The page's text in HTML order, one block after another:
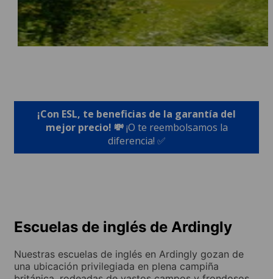
¡Con ESL, te beneficias de la garantía del
mejor precio! 💸¡O te reembolsamos la
diferencia! ✅
Escuelas de inglés de Ardingly
Nuestras escuelas de inglés en Ardingly gozan de
una ubicación privilegiada en plena campiña